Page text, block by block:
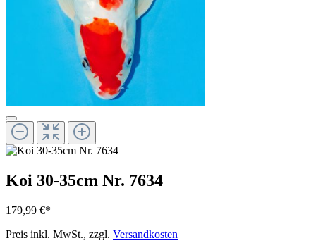
Koi 30-35cm Nr. 7634
179,99 €*
Preis inkl. MwSt., zzgl. Versandkosten